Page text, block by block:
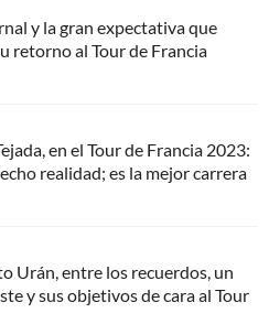
y la gran expectativa que
retorno al Tour de Francia
en el Tour de Francia 2023:
realidad; es la mejor carrera
Urán, entre los recuerdos, un
y sus objetivos de cara al Tour